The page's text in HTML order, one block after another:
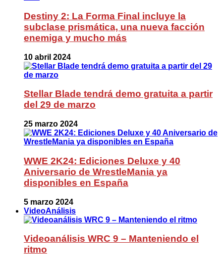
Destiny 2: La Forma Final incluye la
subclase prismática, una nueva facción
enemiga y mucho más
10 abril 2024
Stellar Blade tendrá demo gratuita a partir
del 29 de marzo
25 marzo 2024
WWE 2K24: Ediciones Deluxe y 40
Aniversario de WrestleMania ya
disponibles en España
5 marzo 2024
VideoAnálisis
Videoanálisis WRC 9 – Manteniendo el
ritmo